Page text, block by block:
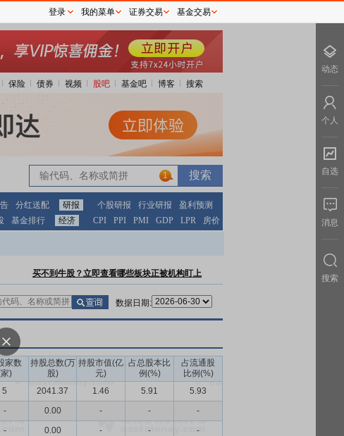
保险 债券 视频 股吧 基金吧 博客 搜索
1
分红送配 研报 个股研报 行业研报
盈利预测
基金排行 经济 CPI PPI PMI GDP LPR 房价
买不到牛股？立即查看哪些板块正被机构盯上
数据日期:
家数
)
持股总数(万
股)
持股市值(亿
元)
占总股本比
例(%)
占流通股
比例(%)
5 2041.37 1.46 5.91
5.93
- 0.00 - -
-
- 0.00 - -
-
登录 我的菜单 证券交易 基金交易
动态
个人
自选
消息
搜索